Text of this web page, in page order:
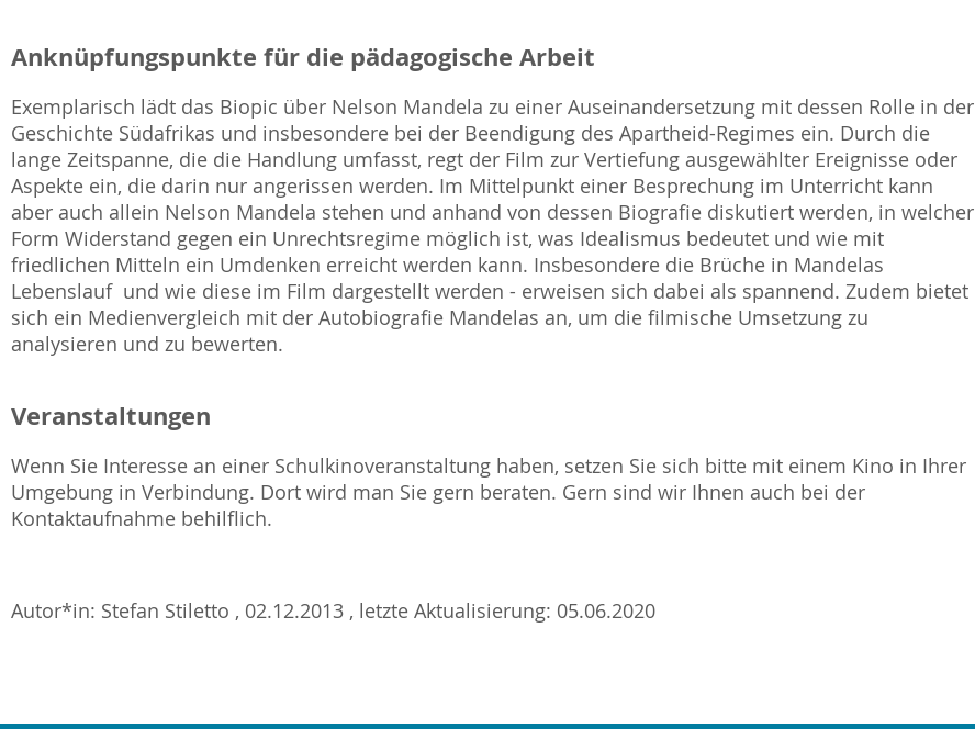
Anknüpfungspunkte für die pädagogische Arbeit
Exemplarisch lädt das Biopic über Nelson Mandela zu einer Auseinandersetzung mit dessen Rolle in der
Geschichte Südafrikas und insbesondere bei der Beendigung des Apartheid-Regimes ein. Durch die
lange Zeitspanne, die die Handlung umfasst, regt der Film zur Vertiefung ausgewählter Ereignisse oder
Aspekte ein, die darin nur angerissen werden. Im Mittelpunkt einer Besprechung im Unterricht kann
aber auch allein Nelson Mandela stehen und anhand von dessen Biografie diskutiert werden, in welcher
Form Widerstand gegen ein Unrechtsregime möglich ist, was Idealismus bedeutet und wie mit
friedlichen Mitteln ein Umdenken erreicht werden kann. Insbesondere die Brüche in Mandelas
Lebenslauf  und wie diese im Film dargestellt werden - erweisen sich dabei als spannend. Zudem bietet
sich ein Medienvergleich mit der Autobiografie Mandelas an, um die filmische Umsetzung zu
analysieren und zu bewerten.
Veranstaltungen
Wenn Sie Interesse an einer Schulkinoveranstaltung haben, setzen Sie sich bitte mit einem Kino in Ihrer
Umgebung in Verbindung. Dort wird man Sie gern beraten. Gern sind wir Ihnen auch bei der
Kontaktaufnahme behilflich.
Autor*in: Stefan Stiletto , 02.12.2013 , letzte Aktualisierung: 05.06.2020